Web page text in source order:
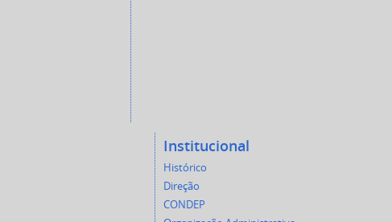
Institucional
Histórico
Direção
CONDEP